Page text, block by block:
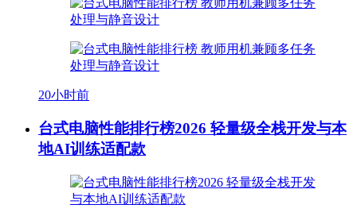
20小时前
台式电脑性能排行榜2026 轻量级全栈开发与本
地AI训练适配款